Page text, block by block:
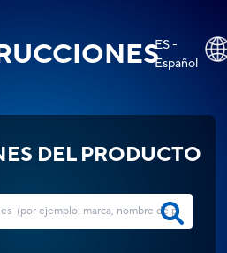
ES -
Español
DEL PRODUCTO